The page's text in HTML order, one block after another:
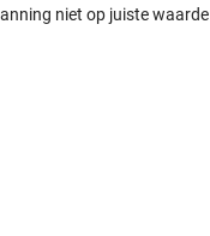
niet op juiste waarde